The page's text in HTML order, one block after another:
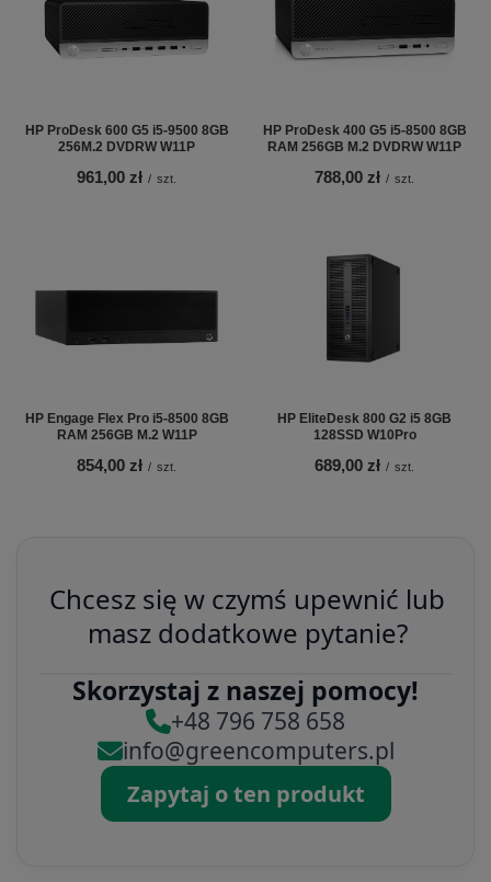
HP ProDesk 600 G5 i5-9500 8GB
256M.2 DVDRW W11P
961,00 zł / szt.
HP ProDesk 400 G5 i5-8500 8GB
RAM 256GB M.2 DVDRW W11P
788,00 zł / szt.
HP Engage Flex Pro i5-8500 8GB
RAM 256GB M.2 W11P
854,00 zł / szt.
HP EliteDesk 800 G2 i5 8GB
128SSD W10Pro
689,00 zł / szt.
Chcesz się w czymś upewnić lub
masz dodatkowe pytanie?
Skorzystaj z naszej pomocy!
+48 796 758 658
info@greencomputers.pl
Zapytaj o ten produkt